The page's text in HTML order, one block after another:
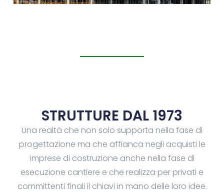
STRUTTURE DAL 1973
Una realtà che non solo supporta nella fase di
progettazione ma che affianca negli acquisti le
imprese di costruzione anche nella fase di
esecuzione cantiere e che realizza per privati e
committenti finali il chiavi in mano delle loro idee.